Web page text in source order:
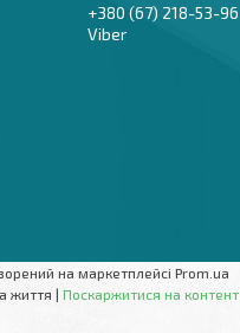
+380 (67) 218-53-96
Viber
на маркетплейсі Prom.ua
AutoBaza - Товари для автомобілей та життя | Поскаржитися на контент